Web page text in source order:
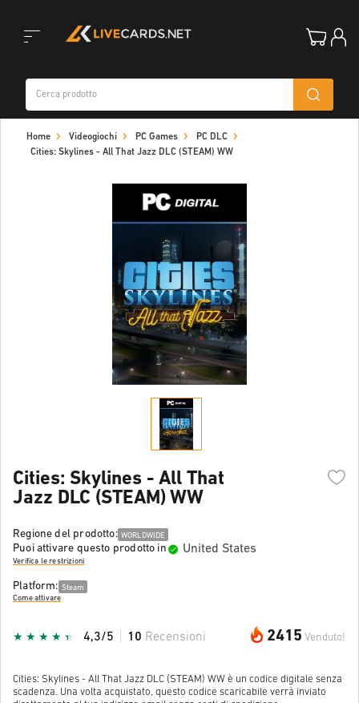
navigation
Home Videogiochi PC Games
PC DLC
Cities: Skylines - All That Jazz DLC (STEAM) WW
Cities: Skylines - All That
Jazz DLC (STEAM) WW
Regione del prodotto: WORLDWIDE
Puoi attivare questo prodotto in United States
Verifica le restrizioni
Platform: Steam
Come attivare
2415 Venduto!
4,3/5 10 Recensioni
Cities: Skylines - All That Jazz DLC (STEAM) WW è un codice digitale senza
scadenza. Una volta acquistato, questo codice scaricabile verrà inviato